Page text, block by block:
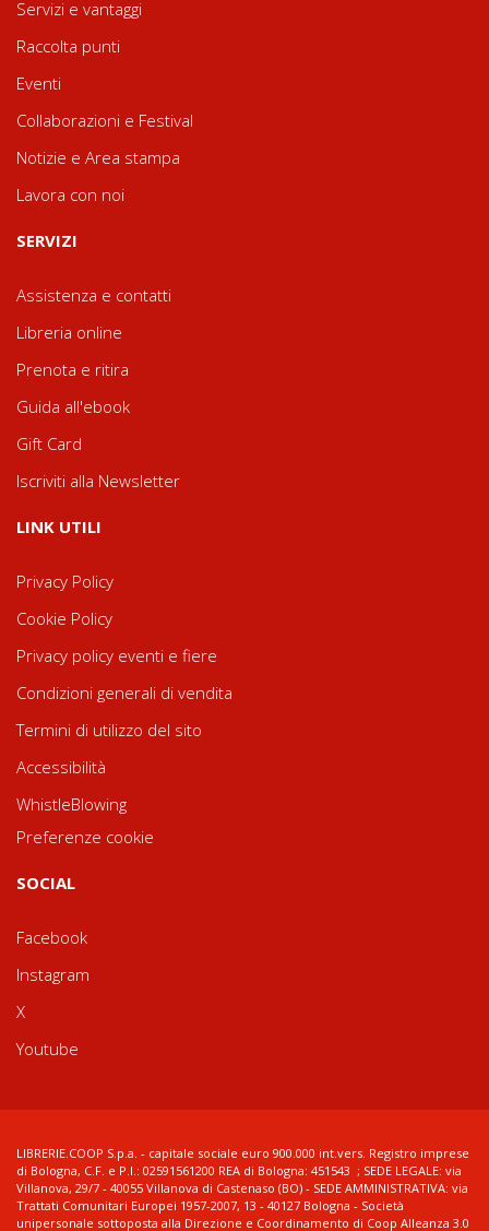
Servizi e vantaggi
Raccolta punti
Eventi
Collaborazioni e Festival
Notizie e Area stampa
Lavora con noi
SERVIZI
Assistenza e contatti
Libreria online
Prenota e ritira
Guida all'ebook
Gift Card
Iscriviti alla Newsletter
LINK UTILI
Privacy Policy
Cookie Policy
Privacy policy eventi e fiere
Condizioni generali di vendita
Termini di utilizzo del sito
Accessibilità
WhistleBlowing
Preferenze cookie
SOCIAL
Facebook
Instagram
X
Youtube
LIBRERIE.COOP S.p.a. - capitale sociale euro 900.000 int.vers. Registro imprese
di Bologna, C.F. e P.I.: 02591561200 REA di Bologna: 451543 ; SEDE LEGALE: via
Villanova, 29/7 - 40055 Villanova di Castenaso (BO) - SEDE AMMINISTRATIVA: via
Trattati Comunitari Europei 1957-2007, 13 - 40127 Bologna - Società
unipersonale sottoposta alla Direzione e Coordinamento di Coop Alleanza 3.0